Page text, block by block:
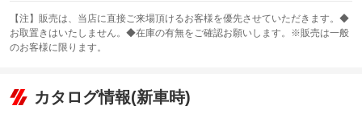
：装備なし
サンルーフ
：装備なし ABS
リフトアップ
：装備なし
カーナビ：HDDナビ
：装備あり
TV：フルセグ
：装備あり
ビジュアル：-／DVD再生
：装備あり
【注】販売は、当店に直接ご来場頂けるお客様を優先させていただきます。◆
お取置きはいたしません。◆在庫の有無をご確認お願いします。※販売は一般
のお客様に限ります。
カタログ情報(新車時)